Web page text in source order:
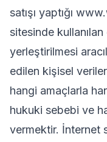
satışı yaptığı
sitesinde kullanılan
yerleştirilmesi
edilen kişisel
hangi amaçlarla
hukuki sebebi ve
vermektir. İnternet